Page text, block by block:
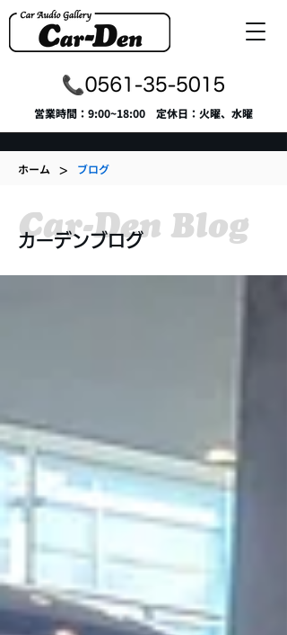
​営業時間：9:00~18:00 定休日：火曜、水曜
ホーム > ブログ
Car-Den Blog
カーデンブログ